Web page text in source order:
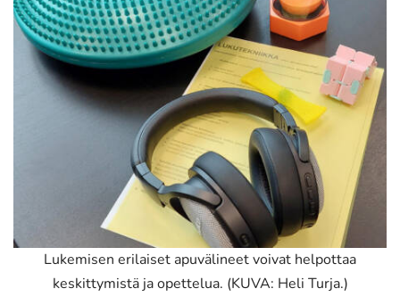
Lukemisen erilaiset apuvälineet voivat helpottaa
keskittymistä ja opettelua. (KUVA: Heli Turja.)